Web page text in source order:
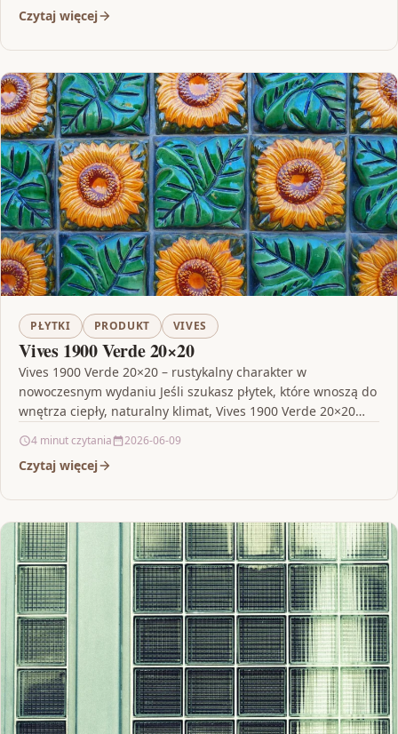
Czytaj więcej
PŁYTKI PRODUKT VIVES
Vives 1900 Verde 20×20
Vives 1900 Verde 20×20 – rustykalny charakter w
nowoczesnym wydaniu Jeśli szukasz płytek, które wnoszą do
wnętrza ciepły, naturalny klimat, Vives 1900 Verde 20×20…
4 minut czytania 2026-06-09
Czytaj więcej